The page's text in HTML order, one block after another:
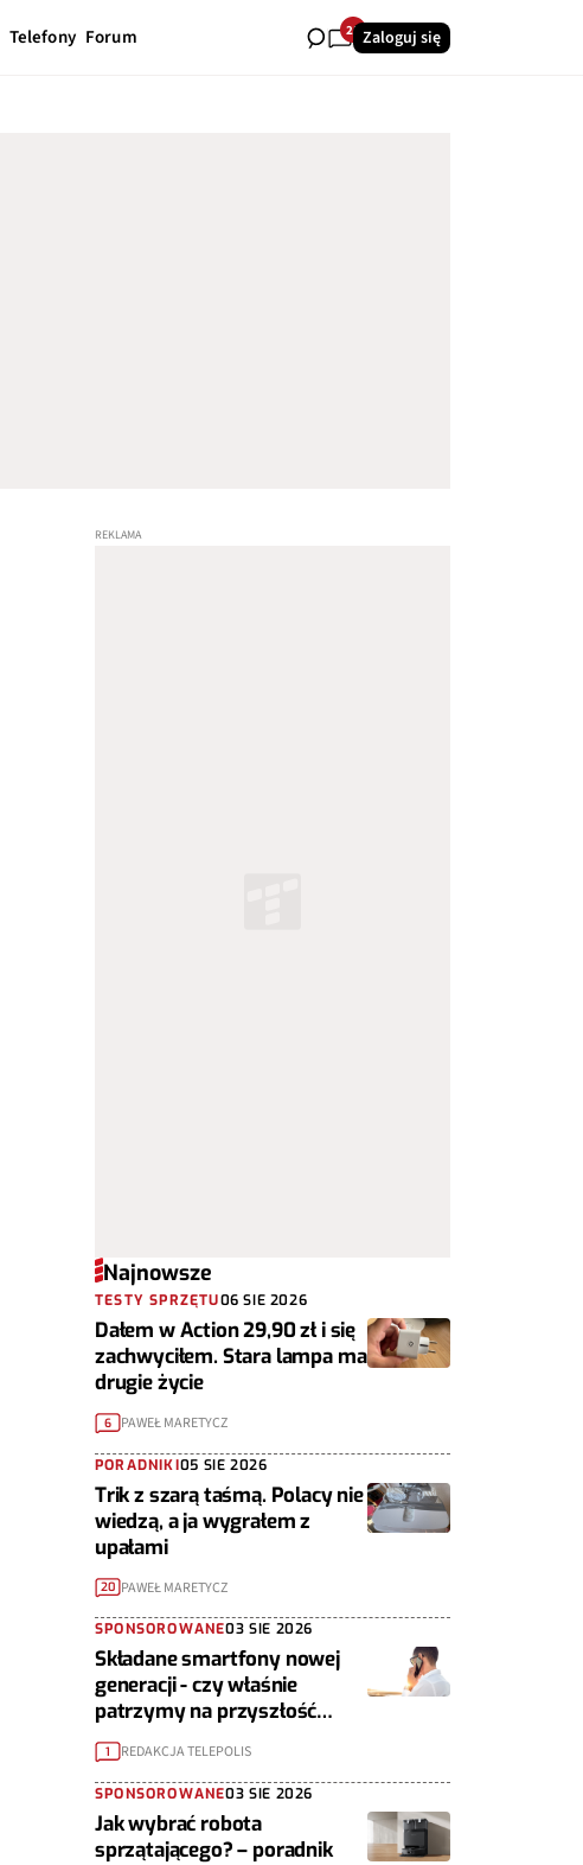
Telefony Forum 25Zaloguj się
Najnowsze
TESTY SPRZĘTU06 SIE 2026
Dałem w Action 29,90 zł i się
zachwyciłem. Stara lampa ma
drugie życie
6 PAWEŁ MARETYCZ
PORADNIKI05 SIE 2026
Trik z szarą taśmą. Polacy nie
wiedzą, a ja wygrałem z
upałami
20 PAWEŁ MARETYCZ
SPONSOROWANE03 SIE 2026
Składane smartfony nowej
generacji - czy właśnie
patrzymy na przyszłość
urządzeń mobilnych?
1 REDAKCJA TELEPOLIS
SPONSOROWANE03 SIE 2026
Jak wybrać robota
sprzątającego? – poradnik